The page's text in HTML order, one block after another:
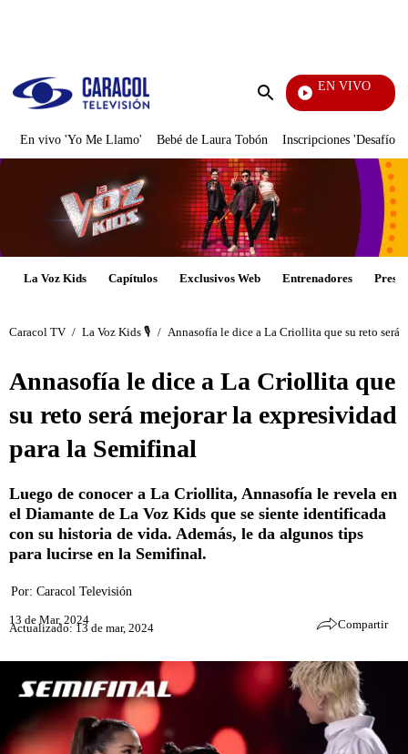
Enviar
EN VIVO
Diario De Diana
En vivo 'Yo Me Llamo' Bebé de Laura Tobón Inscripciones 'Desafío'
La Voz Kids Capítulos Exclusivos Web Entrenadores
Caracol TV / La Voz Kids 🎙️ / Annasofía le dice a La Criollita que su reto será
Annasofía le dice a La Criollita que
su reto será mejorar la expresividad
para la Semifinal
Luego de conocer a La Criollita, Annasofía le revela en
el Diamante de La Voz Kids que se siente identificada
con su historia de vida. Además, le da algunos tips
para lucirse en la Semifinal.
Por: Caracol Televisión
13 de Mar, 2024
Actualizado: 13 de mar, 2024 Compartir